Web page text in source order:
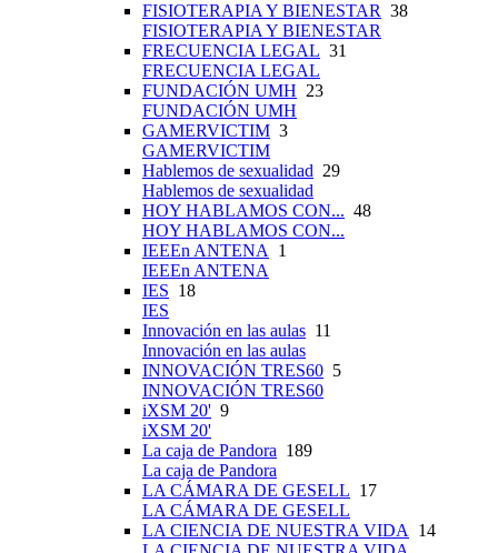
FISIOTERAPIA Y BIENESTAR 38
FISIOTERAPIA Y BIENESTAR
FRECUENCIA LEGAL 31
FRECUENCIA LEGAL
FUNDACIÓN UMH 23
FUNDACIÓN UMH
GAMERVICTIM 3
GAMERVICTIM
Hablemos de sexualidad 29
Hablemos de sexualidad
HOY HABLAMOS CON... 48
HOY HABLAMOS CON...
IEEEn ANTENA
1
IEEEn ANTENA
IES 18
IES
Innovación en las aulas 11
Innovación en las aulas
INNOVACIÓN TRES60 5
INNOVACIÓN TRES60
iXSM 20' 9
iXSM 20'
La caja de Pandora 189
La caja de Pandora
LA CÁMARA DE GESELL 17
LA CÁMARA DE GESELL
LA CIENCIA DE NUESTRA VIDA
14